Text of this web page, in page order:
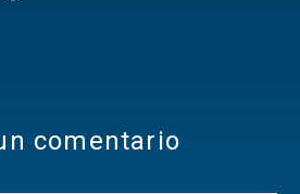
comentario